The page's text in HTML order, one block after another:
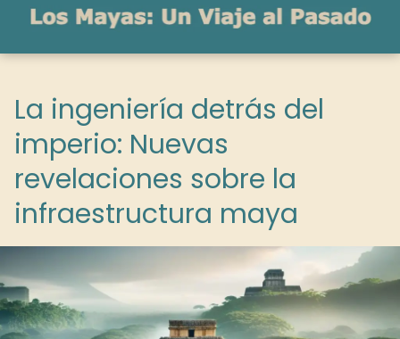
La ingeniería detrás del
imperio: Nuevas
revelaciones sobre la
infraestructura maya